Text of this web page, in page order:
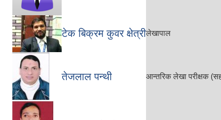
टेक बिक्रम कुवर क्षेत्रीलेखापाल
तेजलाल पन्थी आन्तरिक लेखा परीक्षक